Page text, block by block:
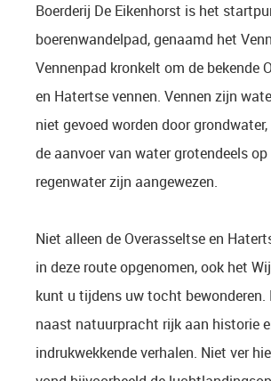
Boerderij De Eikenhorst is het
boerenwandelpad, genaamd het
Vennenpad kronkelt om de bekende
en Hatertse vennen. Vennen zijn
niet gevoed worden door
de aanvoer van water grotendeels
regenwater zijn aangewezen.
Niet alleen de Overasseltse en
in deze route opgenomen, ook het
kunt u tijdens uw tocht bewonderen.
naast natuurpracht rijk aan historie
indrukwekkende verhalen. Niet ver